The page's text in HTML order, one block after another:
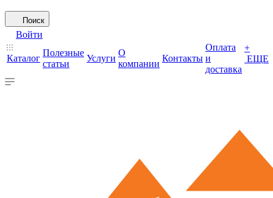
Поиск
Войти
Каталог
Полезные
статьи
Услуги
О
компании
Контакты
Оплата
и
доставка
+
ЕЩЕ